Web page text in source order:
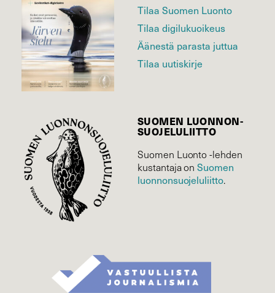
Tilaa Suomen Luonto
Tilaa digilukuoikeus
Äänestä parasta juttua
Tilaa uutiskirje
SUOMEN LUONNON­
SUOJELU­LIITTO
Suomen Luonto -lehden
kustantaja onSuomen
luonnonsuojelu­liitto.